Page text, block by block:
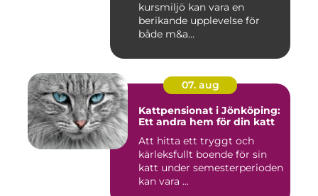
kursmiljö kan vara en
berikande upplevelse för
både m&a...
07. aug
Kattpensionat i Jönköping:
Ett andra hem för din katt
Att hitta ett tryggt och
kärleksfullt boende för sin
katt under semesterperioden
kan vara ...